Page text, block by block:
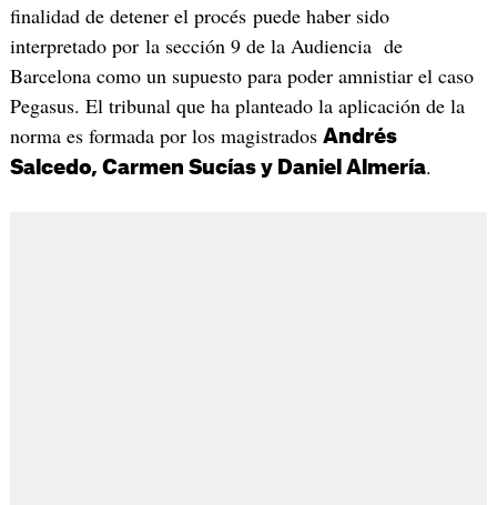
finalidad de detener el procés puede haber sido
interpretado por la sección 9 de la Audiencia de
Barcelona como un supuesto para poder amnistiar el caso
Pegasus. El tribunal que ha planteado la aplicación de la
norma es formada por los magistrados Andrés
Salcedo, Carmen Sucías y Daniel Almería.